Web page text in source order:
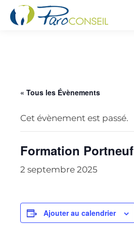
« Tous les Évènements
Cet évènement est passé.
Formation Portneuf
2 septembre 2025
Ajouter au calendrier